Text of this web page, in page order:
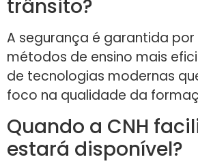
trânsito?
A segurança é garantida
métodos de ensino mais
de tecnologias modernas
foco na qualidade da
Quando a CNH
estará disponível?